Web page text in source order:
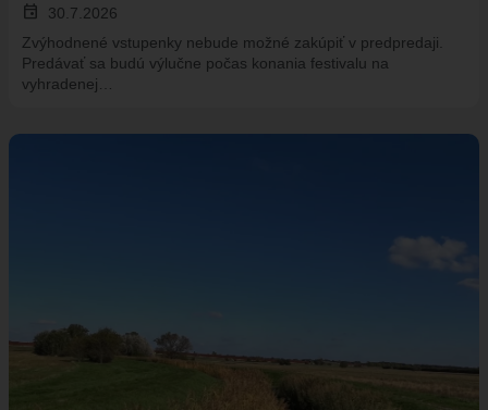
event
30.7.2026
Zvýhodnené vstupenky nebude možné zakúpiť v predpredaji.
Predávať sa budú výlučne počas konania festivalu na
vyhradenej…